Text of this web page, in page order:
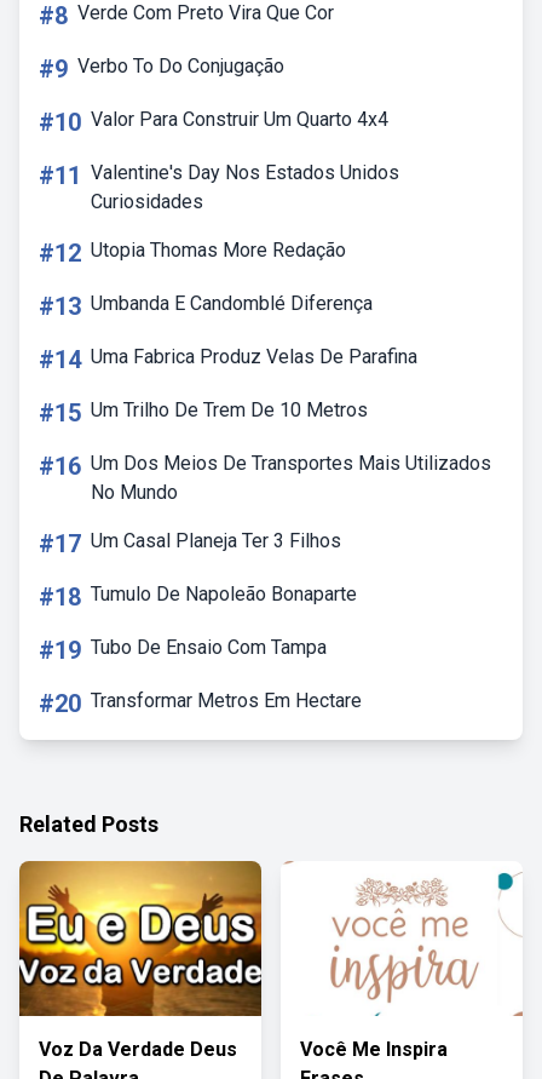
#8 Verde Com Preto Vira Que Cor
#9 Verbo To Do Conjugação
#10 Valor Para Construir Um Quarto 4x4
#11 Valentine's Day Nos Estados Unidos
Curiosidades
#12 Utopia Thomas More Redação
#13 Umbanda E Candomblé Diferença
#14 Uma Fabrica Produz Velas De Parafina
#15 Um Trilho De Trem De 10 Metros
#16 Um Dos Meios De Transportes Mais Utilizados
No Mundo
#17 Um Casal Planeja Ter 3 Filhos
#18 Tumulo De Napoleão Bonaparte
#19 Tubo De Ensaio Com Tampa
#20 Transformar Metros Em Hectare
Related Posts
Voz Da Verdade Deus
Você Me Inspira